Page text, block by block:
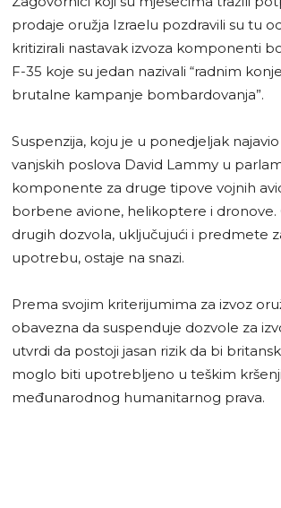
prodaje oružja Izraelu pozdravili su tu
kritizirali nastavak izvoza komponenti
F-35 koje su jedan nazivali “radnim
brutalne kampanje bombardovanja”.
Suspenzija, koju je u ponedjeljak
vanjskih poslova David Lammy u
komponente za druge tipove vojnih
borbene avione, helikoptere i dronove.
drugih dozvola, uključujući i predmete
upotrebu, ostaje na snazi.
Prema svojim kriterijumima za izvoz
obavezna da suspenduje dozvole za
utvrdi da postoji jasan rizik da bi
moglo biti upotrebljeno u teškim
međunarodnog humanitarnog prava.